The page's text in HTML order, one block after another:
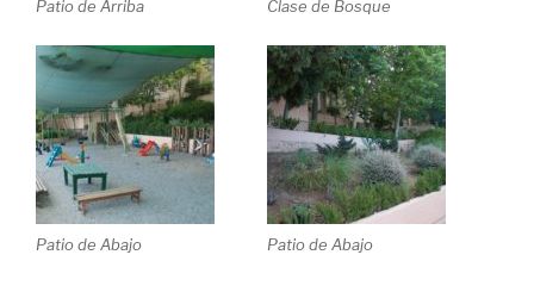
Patio de Arriba Clase de Bosque
Patio de Abajo Patio de Abajo